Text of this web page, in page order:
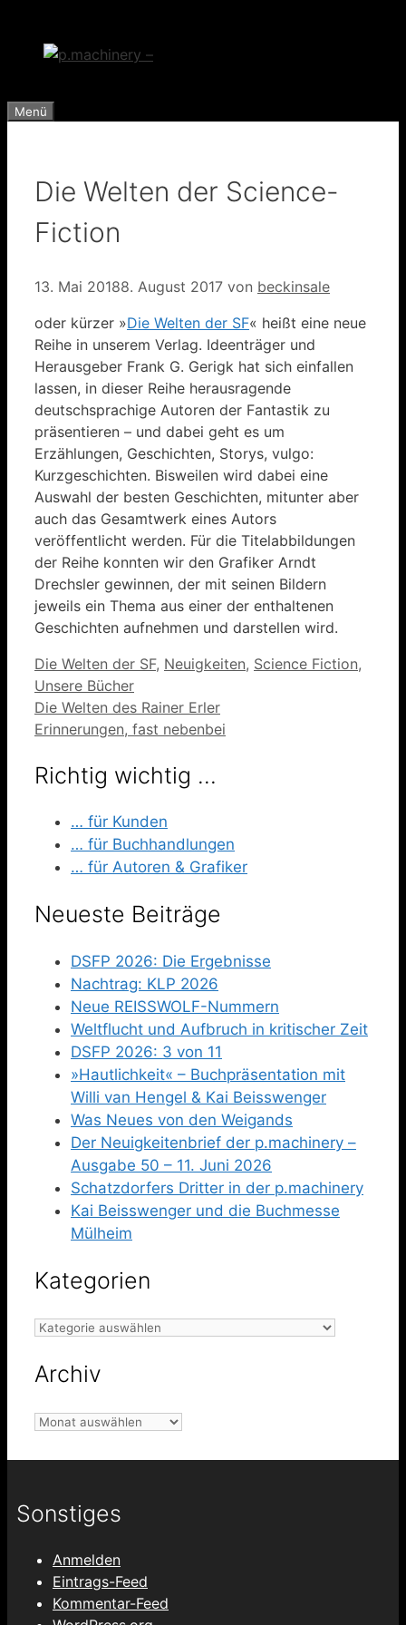
springen
Menü
Die Welten der Science-
Fiction
13. Mai 20188. August 2017 von beckinsale
oder kürzer »Die Welten der SF« heißt eine neue
Reihe in unserem Verlag. Ideenträger und
Herausgeber Frank G. Gerigk hat sich einfallen
lassen, in dieser Reihe herausragende
deutschsprachige Autoren der Fantastik zu
präsentieren – und dabei geht es um
Erzählungen, Geschichten, Storys, vulgo:
Kurzgeschichten. Bisweilen wird dabei eine
Auswahl der besten Geschichten, mitunter aber
auch das Gesamtwerk eines Autors
veröffentlicht werden. Für die Titelabbildungen
der Reihe konnten wir den Grafiker Arndt
Drechsler gewinnen, der mit seinen Bildern
jeweils ein Thema aus einer der enthaltenen
Geschichten aufnehmen und darstellen wird.
Kategorien
Die Welten der SF, Neuigkeiten, Science Fiction,
Unsere Bücher
Die Welten des Rainer Erler
Erinnerungen, fast nebenbei
Richtig wichtig …
… für Kunden
… für Buchhandlungen
… für Autoren & Grafiker
Neueste Beiträge
DSFP 2026: Die Ergebnisse
Nachtrag: KLP 2026
Neue REISSWOLF-Nummern
Weltflucht und Aufbruch in kritischer Zeit
DSFP 2026: 3 von 11
»Hautlichkeit« – Buchpräsentation mit
Willi van Hengel & Kai Beisswenger
Was Neues von den Weigands
Der Neuigkeitenbrief der p.machinery –
Ausgabe 50 – 11. Juni 2026
Schatzdorfers Dritter in der p.machinery
Kai Beisswenger und die Buchmesse
Mülheim
Kategorien
Kategorien
Archiv
Archiv
Sonstiges
Anmelden
Eintrags-Feed
Kommentar-Feed